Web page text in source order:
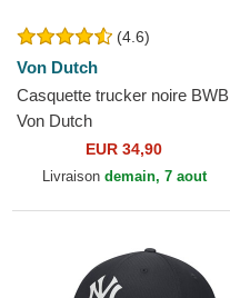
(4.6)
Von Dutch
Casquette trucker noire BWB
Von Dutch
EUR 34,90
Livraison demain, 7 aout